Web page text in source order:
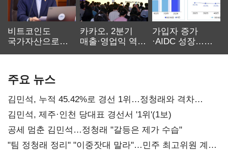
비트코인도
국가자산으로…'
카카오, 2분기
매출·영업익 역대
가입자 증가
·AIDC 성장…
주요 뉴스
김민석, 누적 45.42%로 경선 1위…정청래와 격차
0.86%p(2보)
김민석, 제주·인천 당대표 경선서 '1위'(1보)
공세 멈춘 김민석…정청래 "갈등은 제가 수습"
"팀 정청래 정리" "이중잣대 말라"…민주 최고위원 계파